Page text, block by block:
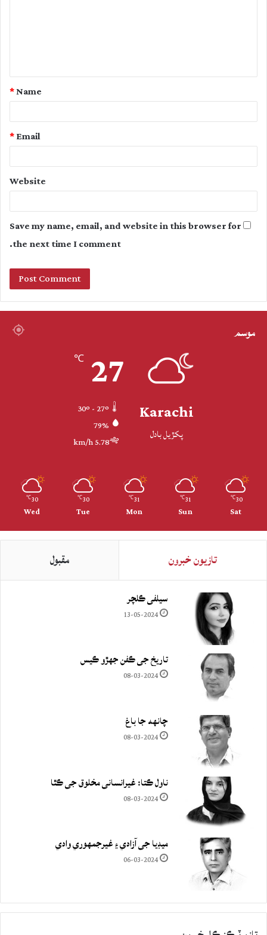
t
Name
*
Email
*
Website
Save my name, email, and website in this browser for
the next time I comment.
موسم
Karachi
پکڙيل بادل
27
℃
79%
5.78 km/h
30
℃
Sat
31
℃
Sun
31
℃
Mon
30
℃
Tue
30
℃
Wed
تازيون خبرون مقبول
سيلفي ڪلچر
13-05-2024
تاريخ جي ڪفن جھڙو ڪيس
08-03-2024
چانهه جا باغ
08-03-2024
ناول ڪتا: غيرانساني مخلوق جي ڪٿا
08-03-2024
ميڊيا جي آزادي ۽ غيرجمھوري وادي
06-03-2024